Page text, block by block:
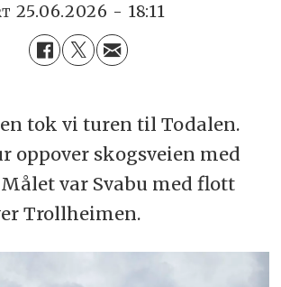
25.06.2026 - 18:11
tok vi turen til Todalen.
oppover skogsveien med
var Svabu med flott
Trollheimen.